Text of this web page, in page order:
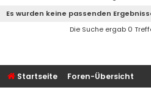
Es wurden keine passenden
Die Suche ergab 0
Startseite Foren-Übersicht